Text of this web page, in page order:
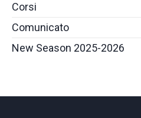
Corsi
Comunicato
New Season 2025-2026